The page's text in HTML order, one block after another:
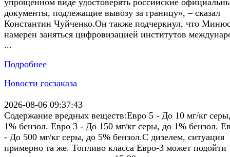
документы, подлежащие вывозу за границу», – сказал
Константин Чуйченко.Он также подчеркнул, что
намерен заняться цифровизацией институтов
...
Подробнее
Новости госзаказа
2026-08-06 09:37:43
Содержание вредных веществ:Евро 5 - До 10 мг/кг
1% бензол. Евро 3 - До 150 мг/кг серы, до 1% бензол.
- До 500 мг/кг серы, до 5% бензол.С дизелем, ситуация
примерно та же. Топливо класса Евро-3 может подойти